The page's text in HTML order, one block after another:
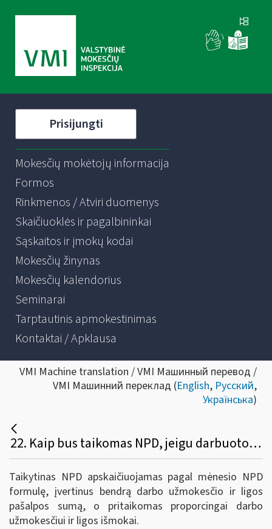
Prisijungti
Mokesčių mokėtojų informacija
Formos
Rinkmenos / Atviri duomenys
Skaičiuoklės ir pagalbininkai
Sąskaitos ir įmokų kodai
Mokesčių žinynas
Mokesčių kalendorius
Seminarai
Tarptautinis apmokestinimas
Kontaktai / Apklausa
VMI Machine translation / VMI Машинный перевод /
VMI Машинний переклад (English, Русский,
Українська)
22. Kaip bus taikomas NPD, jeigu darbuotojui tą patį mėnesį bus išmokėtas darbo užmokestis ir ligos išmoka?
Taikytinas NPD apskaičiuojamas pagal mėnesio NPD
formulę, įvertinus bendrą darbo užmokesčio ir ligos
pašalpos sumą, o pritaikomas proporcingai darbo
užmokesčiui ir ligos išmokai.